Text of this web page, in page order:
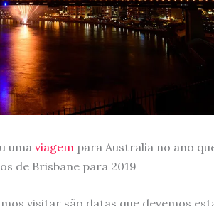
uma viagem para Australia no ano
de Brisbane para 2019